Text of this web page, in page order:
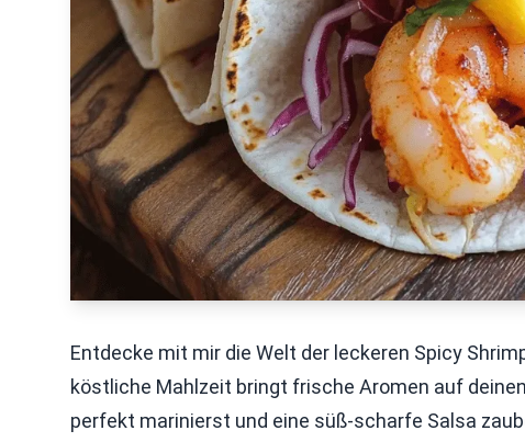
Entdecke mit mir die Welt der leckeren Spicy
köstliche Mahlzeit bringt frische Aromen auf
perfekt marinierst und eine süß-scharfe Salsa